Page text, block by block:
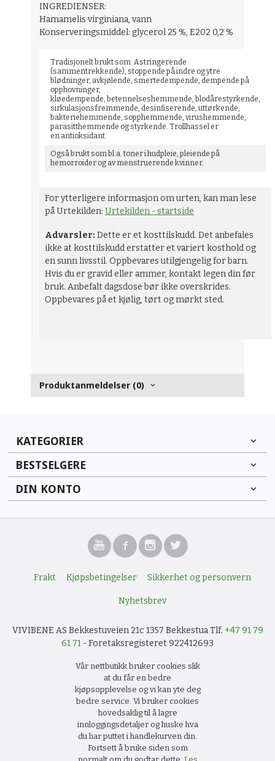
INGREDIENSER:
Hamamelis virginiana, vann
Konserveringsmiddel: glycerol 25 %, E202 0,2 %
Tradisjonelt brukt som: Astringerende
(sammentrekkende), stoppende på indre og ytre
blødninger, avkjølende, smertedempende, dempende på
opphovninger,
kløedempende, betennelseshemmende, blodårestyrkende,
sirkulasjonsfremmende, desinfiserende, uttørkende,
bakteriehemmende, sopphemmende, virushemmende,
parasitthemmende og styrkende. Trollhassel er
en antioksidant.
Også brukt som bl.a. toner i hudpleie, pleiende på
hemorroider og av menstruerende kvinner.
For ytterligere informasjon om urten, kan man lese
på Urtekilden:Urtekilden - startside
Advarsler:Dette er et kosttilskudd. Det anbefales
ikke at kosttilskudd erstatter et variert kosthold og
en sunn livsstil. Oppbevares utilgjengelig for barn.
Hvis du er gravid eller ammer, kontakt legen din før
bruk. Anbefalt dagsdose bør ikke overskrides.
Oppbevares på et kjølig, tørt og mørkt sted.
Produktanmeldelser (0)
KATEGORIER
BESTSELGERE
DIN KONTO
Frakt Kjøpsbetingelser Sikkerhet og personvern
Nyhetsbrev
VIVIBENE AS Bekkestuveien 21c 1357 Bekkestua Tlf. +47 91 79
61 71 - Foretaksregisteret 922412693
Vår nettbutikk bruker cookies slik
at du får en bedre
kjøpsopplevelse og vi kan yte deg
bedre service. Vi bruker cookies
hovedsaklig til å lagre
innloggingsdetaljer og huske hva
du har puttet i handlekurven din.
Fortsett å bruke siden som